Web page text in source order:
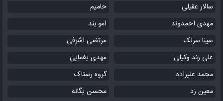
سالار عقیلی
حامیم
مهدی احمدوند
امو بند
سینا سرلک
مرتضی اشرفی
علی زند وکیلی
مهدی یغمایی
محمد علیزاده
گروه رستاک
معین زد
محسن یگانه